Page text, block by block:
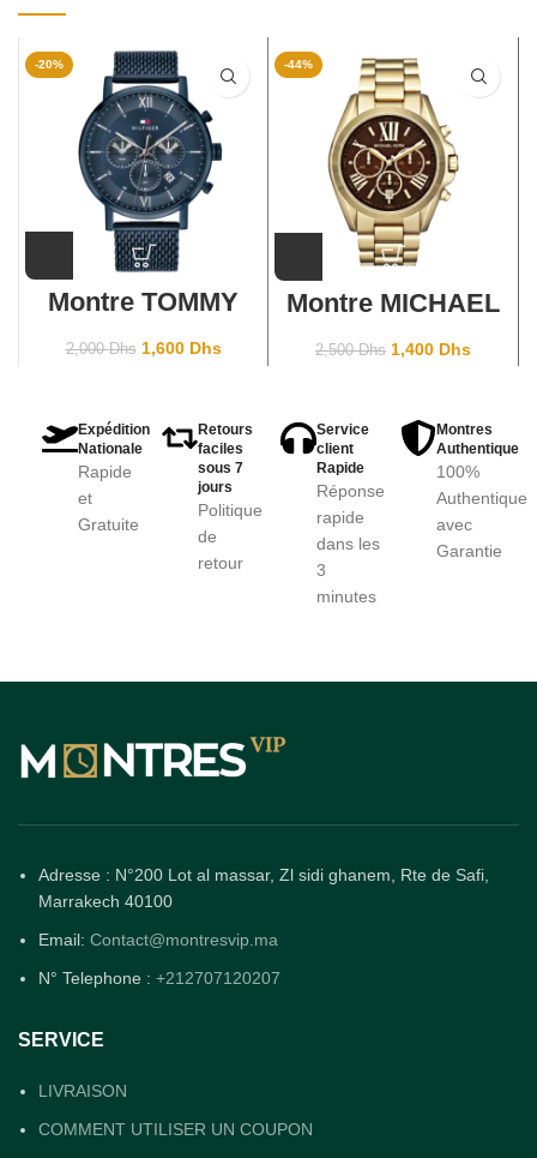
-20%
Montre TOMMY
Gris Foncé
2,000Dhs 1,600 Dhs
-44%
Montre MICHAEL
Doré/Chocolat
2,500Dhs 1,400 Dhs
Expédition
Nationale
Rapide
et
Gratuite
Retours
faciles
sous 7
jours
Politique
de
retour
Service
client
Rapide
Réponse
rapide
dans les
3
minutes
Montres
Authentique
100%
Authentique
avec
Garantie
Adresse : N°200 Lot al massar, Zl sidi ghanem, Rte de Safi,
Marrakech 40100
Email: Contact@montresvip.ma
N° Telephone : +212707120207
SERVICE
LIVRAISON
COMMENT UTILISER UN COUPON